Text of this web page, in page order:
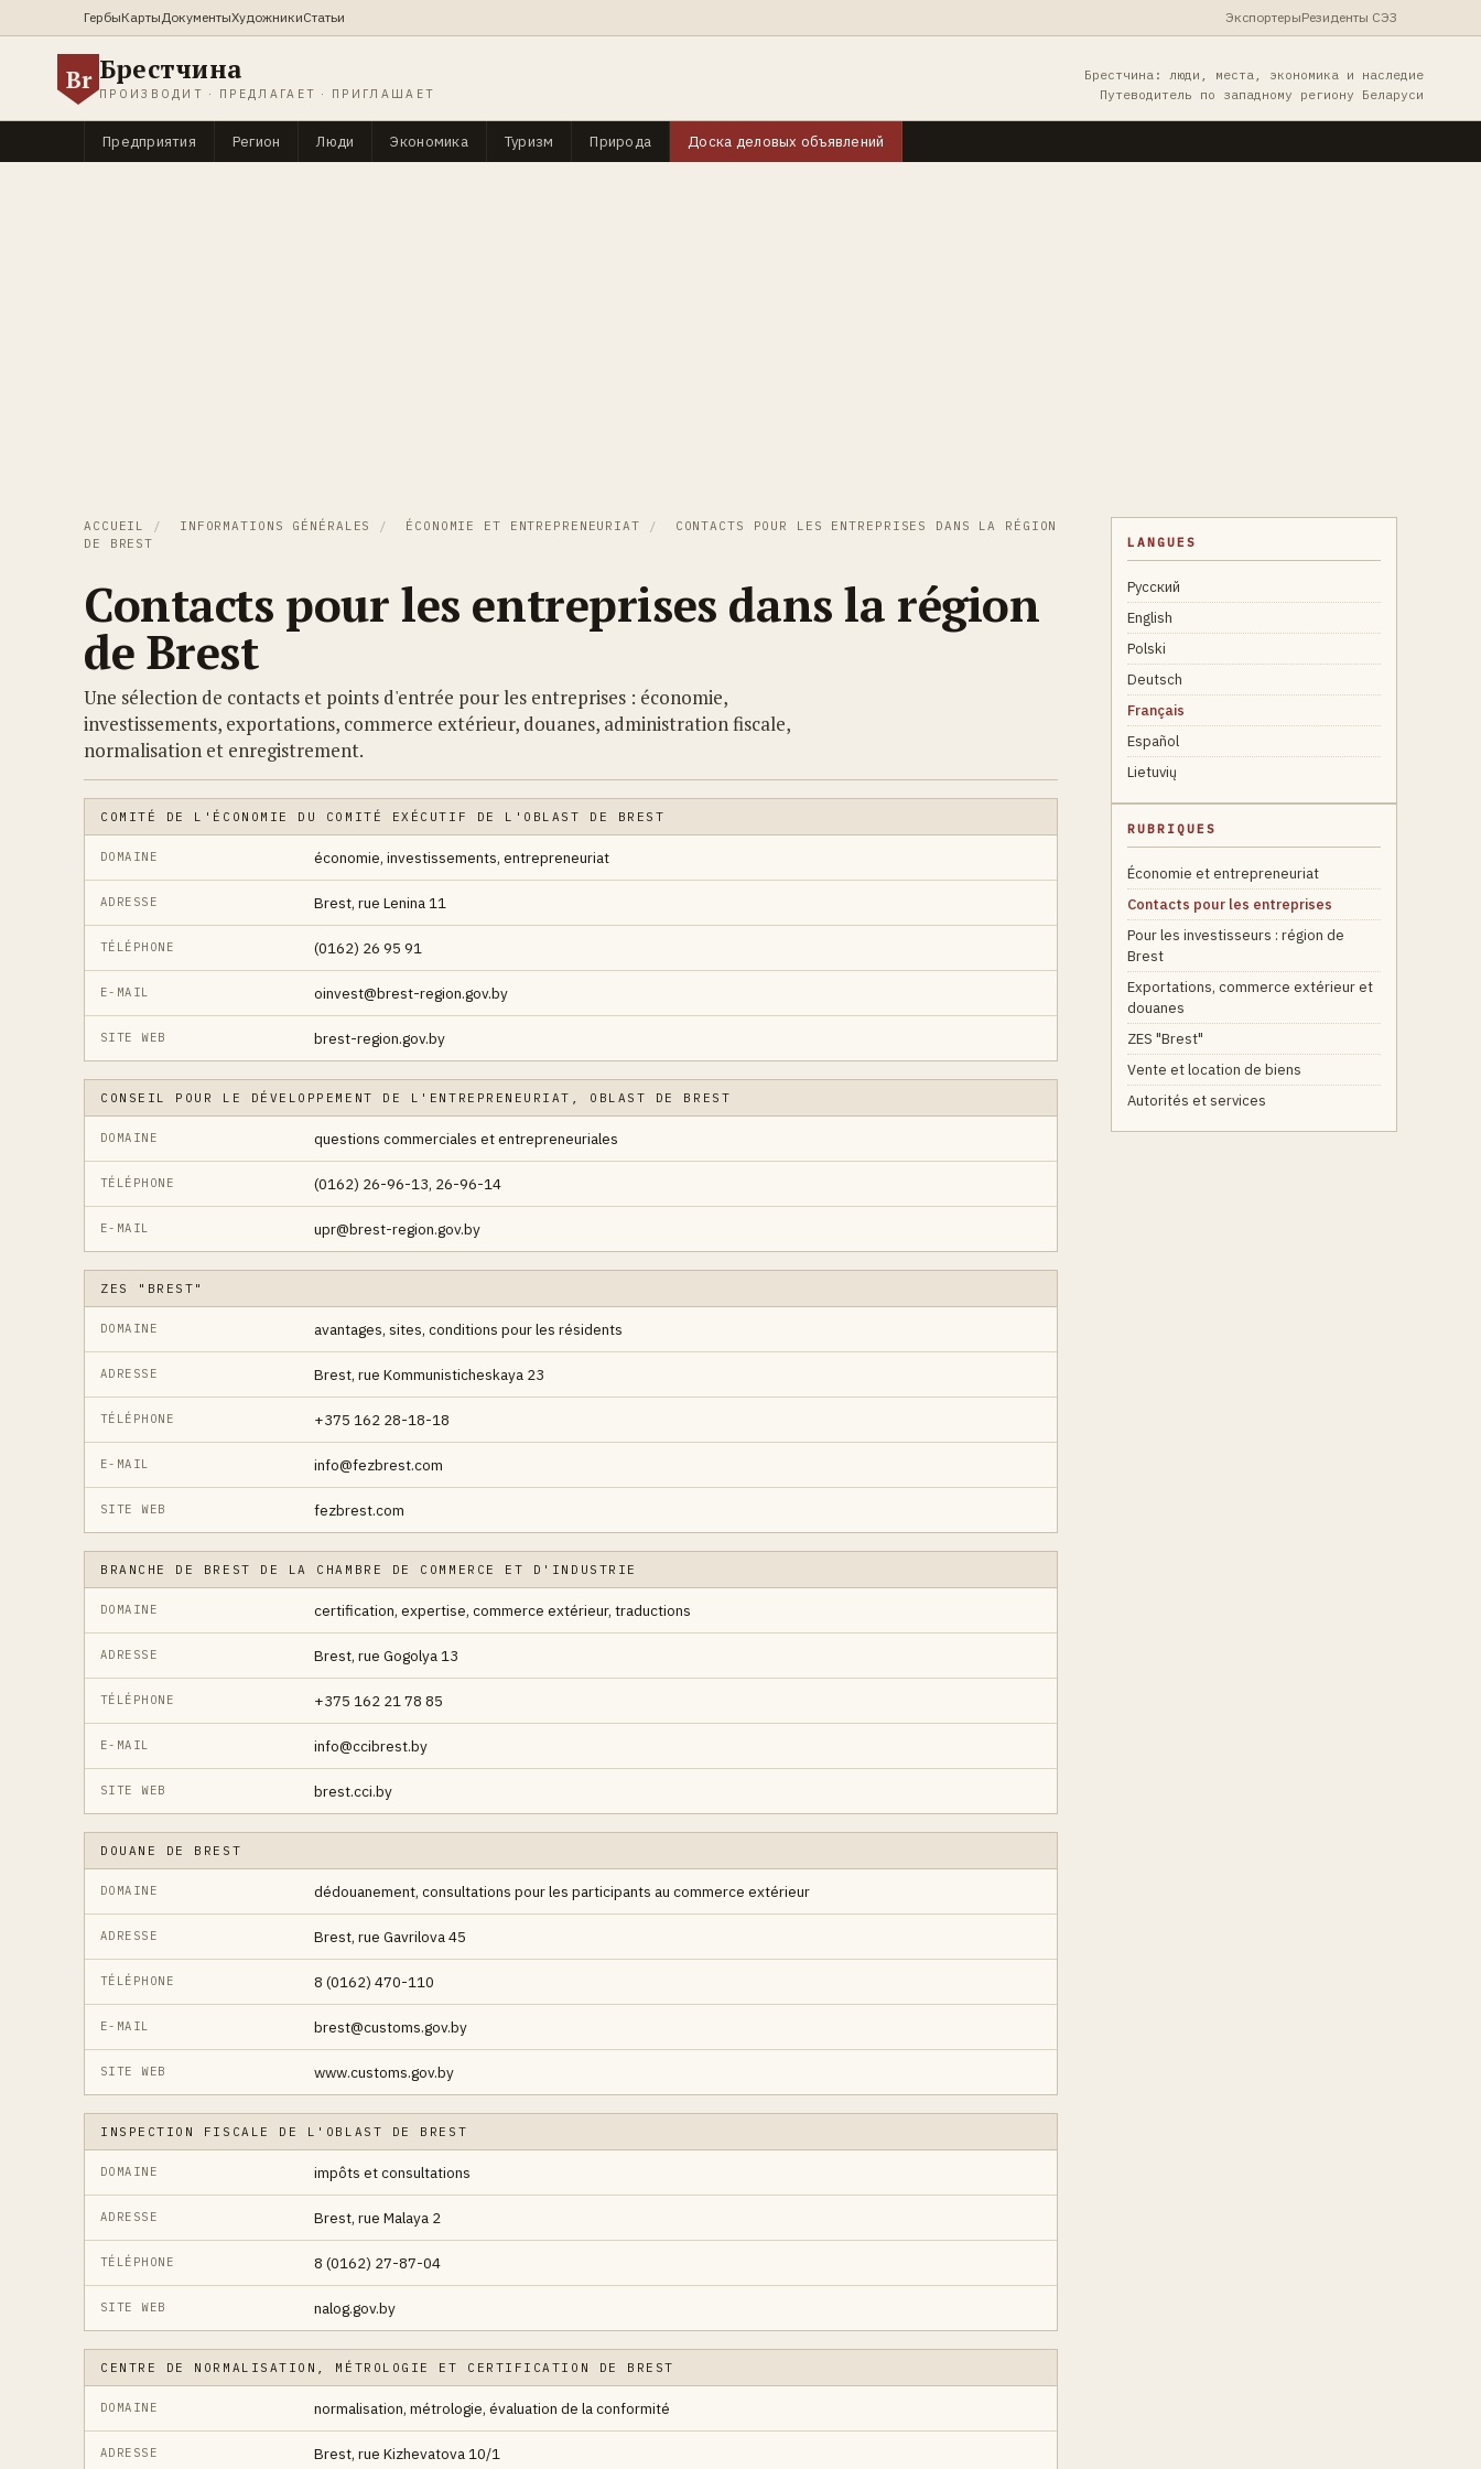
ГербыКартыДокументыХудожникиСтатьи ЭкспортерыРезиденты СЭЗ
Br Брестчина
ПРОИЗВОДИТ · ПРЕДЛАГАЕТ · ПРИГЛАШАЕТ
Брестчина: люди, места, экономика и наследие
Путеводитель по западному региону Беларуси
Предприятия Регион Люди Экономика Туризм Природа Доска деловых объявлений
ACCUEIL / INFORMATIONS GÉNÉRALES / ÉCONOMIE ET ENTREPRENEURIAT /
CONTACTS POUR LES ENTREPRISES DANS LA RÉGION
DE BREST
Contacts pour les entreprises dans la région
de Brest
Une sélection de contacts et points d'entrée pour les entreprises : économie,
investissements, exportations, commerce extérieur, douanes, administration fiscale,
normalisation et enregistrement.
COMITÉ DE L'ÉCONOMIE DU COMITÉ EXÉCUTIF DE L'OBLAST DE BREST
DOMAINE économie, investissements, entrepreneuriat
ADRESSE Brest, rue Lenina 11
TÉLÉPHONE (0162) 26 95 91
E-MAIL oinvest@brest-region.gov.by
SITE WEB brest-region.gov.by
CONSEIL POUR LE DÉVELOPPEMENT DE L'ENTREPRENEURIAT, OBLAST DE BREST
DOMAINE questions commerciales et entrepreneuriales
TÉLÉPHONE (0162) 26-96-13, 26-96-14
E-MAIL upr@brest-region.gov.by
ZES "BREST"
DOMAINE avantages, sites, conditions pour les résidents
ADRESSE Brest, rue Kommunisticheskaya 23
TÉLÉPHONE +375 162 28-18-18
E-MAIL info@fezbrest.com
SITE WEB fezbrest.com
BRANCHE DE BREST DE LA CHAMBRE DE COMMERCE ET D'INDUSTRIE
DOMAINE certification, expertise, commerce extérieur, traductions
ADRESSE Brest, rue Gogolya 13
TÉLÉPHONE +375 162 21 78 85
E-MAIL info@ccibrest.by
SITE WEB brest.cci.by
DOUANE DE BREST
DOMAINE dédouanement, consultations pour les participants au commerce extérieur
ADRESSE Brest, rue Gavrilova 45
TÉLÉPHONE 8 (0162) 470-110
E-MAIL brest@customs.gov.by
SITE WEB www.customs.gov.by
INSPECTION FISCALE DE L'OBLAST DE BREST
DOMAINE impôts et consultations
ADRESSE Brest, rue Malaya 2
TÉLÉPHONE 8 (0162) 27-87-04
SITE WEB nalog.gov.by
CENTRE DE NORMALISATION, MÉTROLOGIE ET CERTIFICATION DE BREST
DOMAINE normalisation, métrologie, évaluation de la conformité
ADRESSE Brest, rue Kizhevatova 10/1
LANGUES
Русский
English
Polski
Deutsch
Français
Español
Lietuvių
RUBRIQUES
Économie et entrepreneuriat
Contacts pour les entreprises
Pour les investisseurs : région de
Brest
Exportations, commerce extérieur et
douanes
ZES "Brest"
Vente et location de biens
Autorités et services